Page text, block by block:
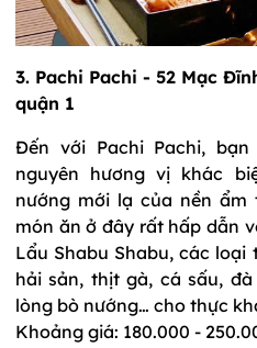
3. Pachi Pachi - 52 Mạc
quận 1
Đến với Pachi Pachi,
nguyên hương vị khác
nướng mới lạ của nền ẩm
món ăn ở đây rất hấp dẫn
Lẩu Shabu Shabu, các
hải sản, thịt gà, cá sấu,
lòng bò nướng… cho thực
Khoảng giá: 180.000 -